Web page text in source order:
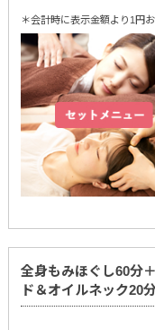
＊会計時に表示金額より1円
全身もみほぐし60分
ド＆オイルネック20